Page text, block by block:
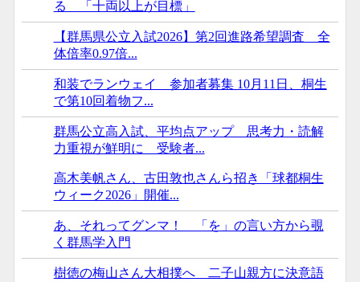
る 「十両以上が目標」
【群馬県公立入試2026】第2回進路希望調査 全
体倍率0.97倍...
和装でランウェイ 参加者募集 10月11日、桐生
で第10回着物フ...
群馬公立高入試、平均点アップ 思考力・読解
力重視が鮮明に 受験者...
高木美帆さん、古田敦也さんら招き「球都桐生
ウィーク2026」開催...
あ、それってグンマ！ 「を」の言い方から覗
く群馬学入門
樹徳の梅山さん大相撲へ 二子山親方に決意語